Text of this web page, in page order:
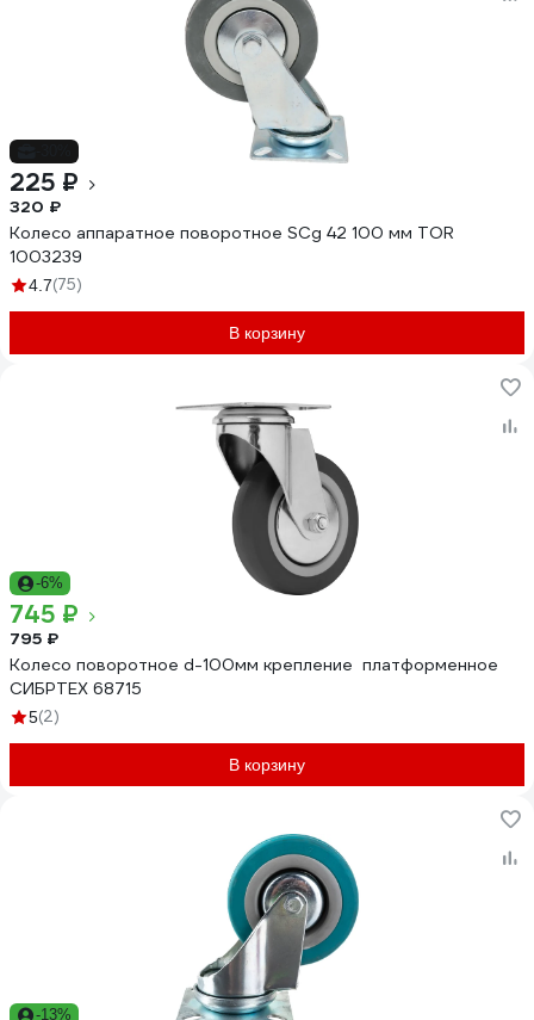
225 ₽
320 ₽
Колесо аппаратное поворотное SCg 42 100 мм TOR
1003239
4.7(75)
В корзину
-6%
745 ₽
795 ₽
Колесо поворотное d-100мм крепление платформенное
СИБРТЕХ 68715
5(2)
В корзину
-13%